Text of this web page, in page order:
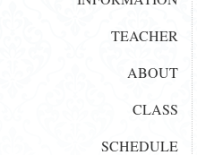
TEACHER
ABOUT
CLASS
SCHEDULE